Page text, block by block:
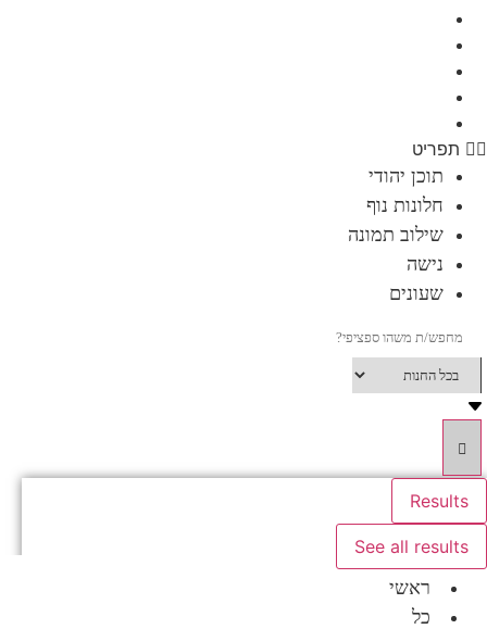
תפריט
תוכן יהודי
חלונות נוף
שילוב תמונה
נישה
שעונים
Results
See all results
ראשי
כל